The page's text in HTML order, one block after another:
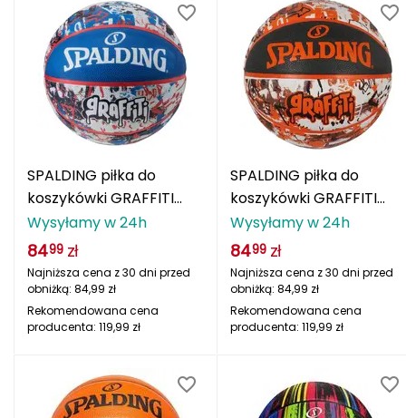
Hydrapak
Hydro Flask
IGLOO
INNY
Icebreaker
Icestorm
SPALDING piłka do
koszykówki GRAFFITI
niebieska
Wysyłamy w 24h
8499 zł
Najniższa cena z 30 dni przed
obniżką: 84,99 zł
Rekomendowana cena
producenta: 119,99 zł
SPALDING piłka do
koszykówki GRAFFITI
pomarańczowa
Wysyłamy w 24h
8499 zł
Najniższa cena z 30 dni przed
obniżką: 84,99 zł
Rekomendowana cena
producenta: 119,99 zł